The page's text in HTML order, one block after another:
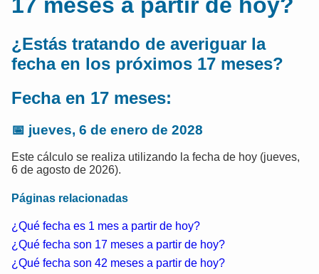
17 meses a partir de hoy?
¿Estás tratando de averiguar la
fecha en los próximos 17 meses?
Fecha en 17 meses:
📅 jueves, 6 de enero de 2028
Este cálculo se realiza utilizando la fecha de hoy (jueves,
6 de agosto de 2026).
Páginas relacionadas
¿Qué fecha es 1 mes a partir de hoy?
¿Qué fecha son 17 meses a partir de hoy?
¿Qué fecha son 42 meses a partir de hoy?